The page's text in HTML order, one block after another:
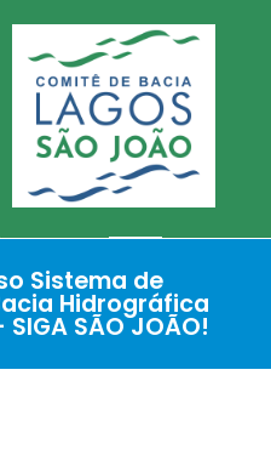
Sistema de
Hidrográfica
SÃO JOÃO!